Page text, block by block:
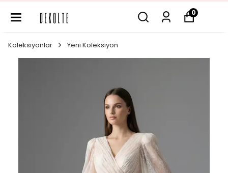
0
Koleksiyonlar Yeni Koleksiyon